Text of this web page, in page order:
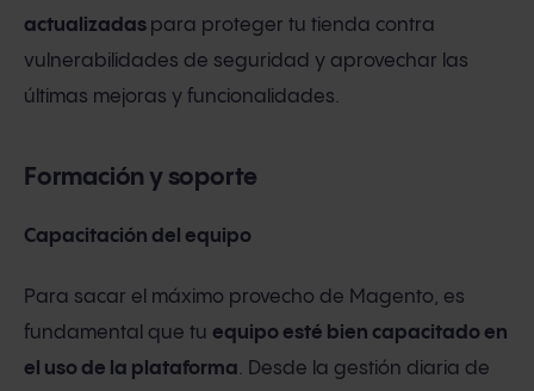
actualizadas para proteger tu tienda contra
vulnerabilidades de seguridad y aprovechar las
últimas mejoras y funcionalidades.
Formación y soporte
Capacitación del equipo
Para sacar el máximo provecho de Magento, es
fundamental que tu equipo esté bien capacitado en
el uso de la plataforma. Desde la gestión diaria de